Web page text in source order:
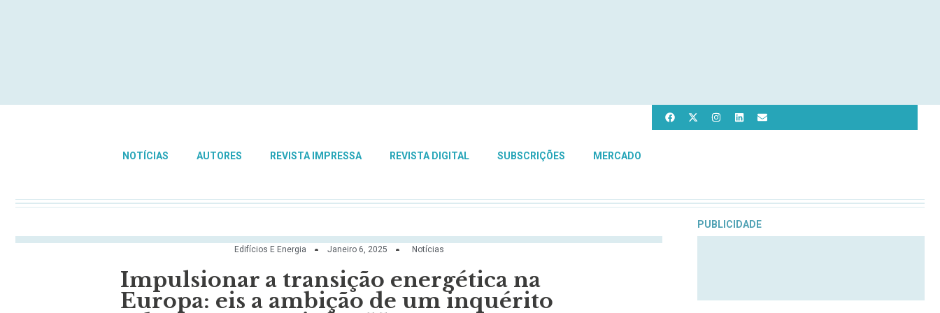
NOTÍCIAS AUTORES REVISTA IMPRESSA REVISTA DIGITAL SUBSCRIÇÕES MERCADO
Edifícios E Energia Janeiro 6, 2025 Notícias
Impulsionar a transição energética na
Europa: eis a ambição de um inquérito
PUBLICIDADE